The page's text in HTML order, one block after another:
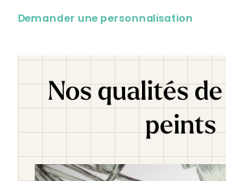
Demander une personnalisation
Nos qualités
peints